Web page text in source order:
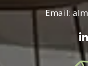
Email: